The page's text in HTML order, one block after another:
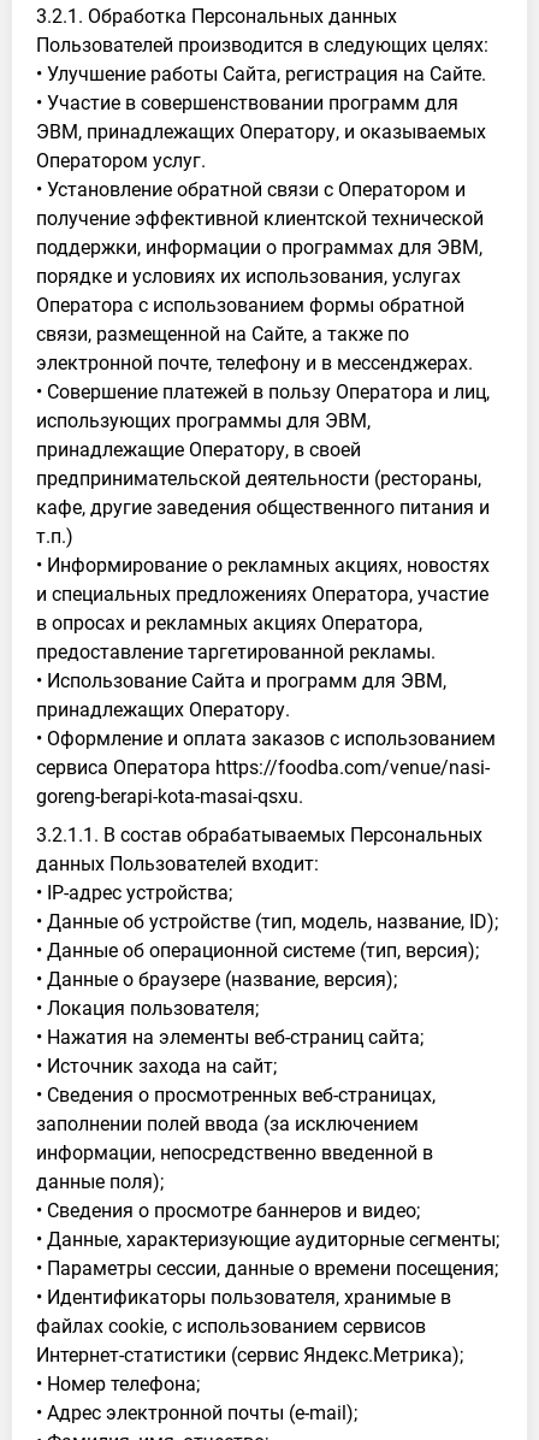
3.2.1. Обработка Персональных данных
Пользователей производится в следующих целях:
• Улучшение работы Сайта, регистрация на Сайте.
• Участие в совершенствовании программ для
ЭВМ, принадлежащих Оператору, и оказываемых
Оператором услуг.
• Установление обратной связи с Оператором и
получение эффективной клиентской технической
поддержки, информации о программах для ЭВМ,
порядке и условиях их использования, услугах
Оператора с использованием формы обратной
связи, размещенной на Сайте, а также по
электронной почте, телефону и в мессенджерах.
• Совершение платежей в пользу Оператора и лиц,
использующих программы для ЭВМ,
принадлежащие Оператору, в своей
предпринимательской деятельности (рестораны,
кафе, другие заведения общественного питания и
т.п.)
• Информирование о рекламных акциях, новостях
и специальных предложениях Оператора, участие
в опросах и рекламных акциях Оператора,
предоставление таргетированной рекламы.
• Использование Сайта и программ для ЭВМ,
принадлежащих Оператору.
• Оформление и оплата заказов с использованием
сервиса Оператора https://foodba.com/venue/nasi-
goreng-berapi-kota-masai-qsxu.
3.2.1.1. В состав обрабатываемых Персональных
данных Пользователей входит:
• IP-адрес устройства;
• Данные об устройстве (тип, модель, название, ID);
• Данные об операционной системе (тип, версия);
• Данные о браузере (название, версия);
• Локация пользователя;
• Нажатия на элементы веб-страниц сайта;
• Источник захода на сайт;
• Сведения о просмотренных веб-страницах,
заполнении полей ввода (за исключением
информации, непосредственно введенной в
данные поля);
• Сведения о просмотре баннеров и видео;
• Данные, характеризующие аудиторные сегменты;
• Параметры сессии, данные о времени посещения;
• Идентификаторы пользователя, хранимые в
файлах cookie, с использованием сервисов
Интернет-статистики (сервис Яндекс.Метрика);
• Номер телефона;
• Адрес электронной почты (e-mail);